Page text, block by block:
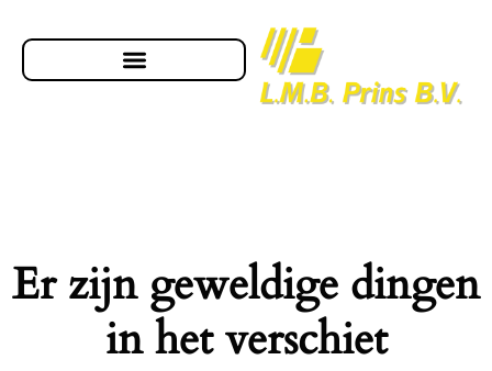
Er zijn geweldige dingen
in het verschiet